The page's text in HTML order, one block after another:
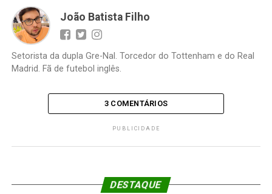
João Batista Filho
Setorista da dupla Gre-Nal. Torcedor do Tottenham e do Real
Madrid. Fã de futebol inglês.
3 COMENTÁRIOS
PUBLICIDADE
DESTAQUE